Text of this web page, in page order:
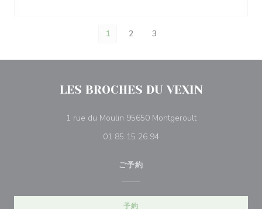
1 2 3
LES BROCHES DU VEXIN
1 rue du Moulin 95650 Montgeroult((新しいウィンド
01 85 15 26 94
ご予約
予約